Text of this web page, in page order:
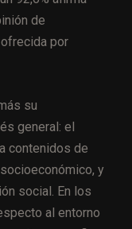
de
por
su
general: el
contenidos de
y
social. En los
al entorno